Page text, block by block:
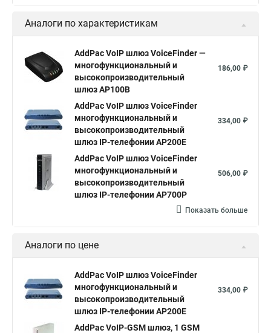
Аналоги по характеристикам
AddPac VoIP шлюз VoiceFinder —
многофункциональный и
высокопроизводительный
шлюз AP100B
186,00 ₽
AddPac VoIP шлюз VoiceFinder
многофункциональный и
высокопроизводительный
шлюз IP-телефонии AP200E
334,00 ₽
AddPac VoIP шлюз VoiceFinder
многофункциональный и
высокопроизводительный
шлюз IP-телефонии AP700P
506,00 ₽
Показать больше
Аналоги по цене
AddPac VoIP шлюз VoiceFinder
многофункциональный и
высокопроизводительный
шлюз IP-телефонии AP200E
334,00 ₽
AddPac VoIP-GSM шлюз, 1 GSM